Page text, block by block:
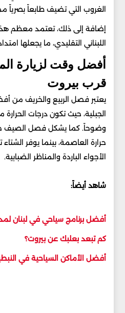
الغروب التي تضيف طابعاً بصرياً
إضافة إلى ذلك، تعتمد معظم
اللبناني التقليدي، ما يجعلها
أفضل وقت لزيارة
قرب بيروت
يعتبر فصل الربيع والخريف من
الجبلية، حيث تكون درجات الحرارة
وضوحاً. كما يشكل فصل الصيف
حرارة العاصمة، بينما يوفر
الأجواء الباردة والمناظر الضبابية.
شاهد أيضاً:
أفضل برنامج سياحي في لبنان لمدة 3
كم تبعد بعلبك عن بيروت؟
أفضل الأماكن السياحية في